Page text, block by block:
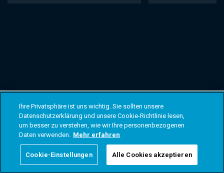
Ihre Privatsphäre ist uns wichtig. Sie sollten unsere
Datenschutzerklärung und unsere Cookie-Richtlinie lesen,
um besser zu verstehen, wie wir Ihre personenbezogenen
Daten verwenden. Mehr erfahren
Cookie-Einstellungen Alle Cookies akzeptieren